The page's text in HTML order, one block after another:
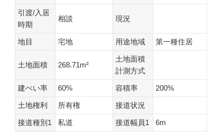
引渡/入居
時期
相談 現況
地目 宅地 用途地域 第一種住居
土地面積 268.71m²
土地面積
計測方式
建ぺい率 60% 容積率 200%
土地権利 所有権 接道状況
接道種別1 私道 接道幅員1 6m